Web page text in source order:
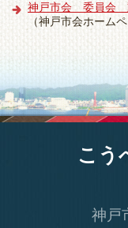
神戸市会 委員会
（神戸市会ホーム
こう
神戸